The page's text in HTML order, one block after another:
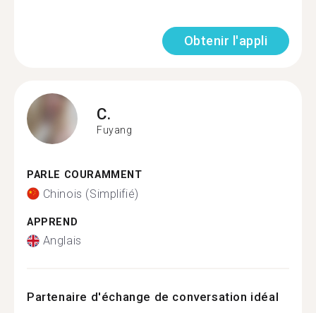
Obtenir l'appli
C.
Fuyang
PARLE COURAMMENT
Chinois (Simplifié)
APPREND
Anglais
Partenaire d'échange de conversation idéal